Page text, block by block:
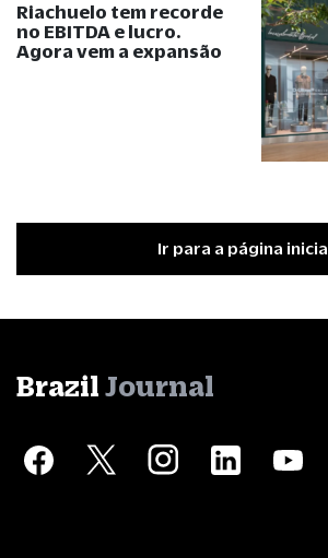
Riachuelo tem recorde
no EBITDA e lucro.
Agora vem a expansão
Ir para a página inicial
Brazil Journal